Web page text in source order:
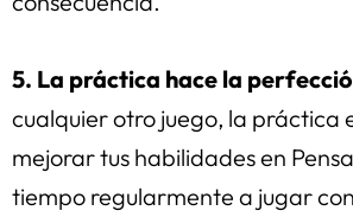
5. La práctica hace la
cualquier otro juego, la práctica
mejorar tus habilidades en
tiempo regularmente a jugar